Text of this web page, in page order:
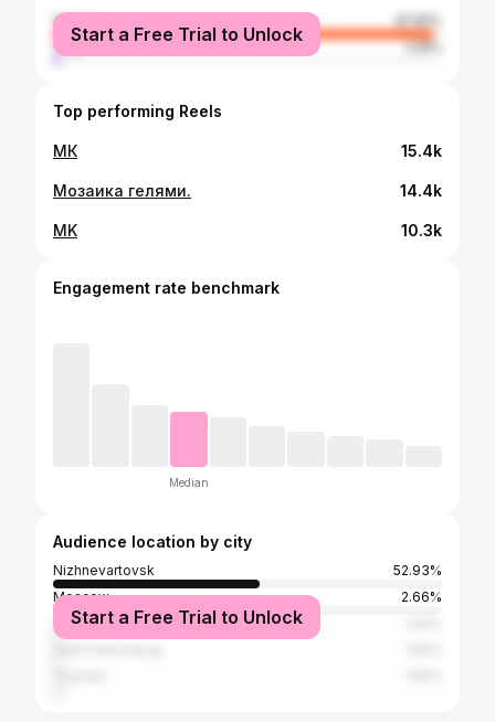
female
97.81%
male
2.19%
Start a Free Trial to Unlock
Top performing Reels
МК 15.4k
Мозаика гелями. 14.4k
MK 10.3k
Engagement rate benchmark
Median
Audience location by city
Nizhnevartovsk
52.93%
Moscow
2.66%
Surgut
Start a Free Trial to Unlock